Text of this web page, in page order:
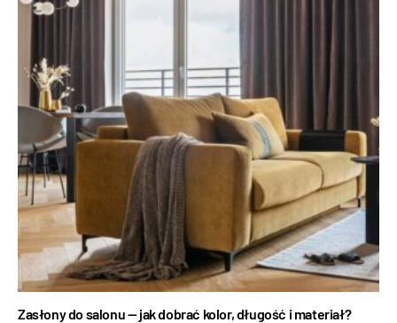
Zasłony do salonu — jak dobrać kolor, długość i materiał?